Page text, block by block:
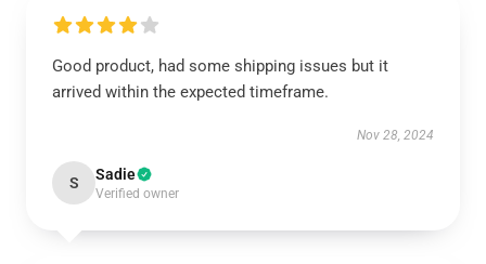
Good product, had some shipping issues but it
arrived within the expected timeframe.
Nov 28, 2024
S Sadie
Verified owner